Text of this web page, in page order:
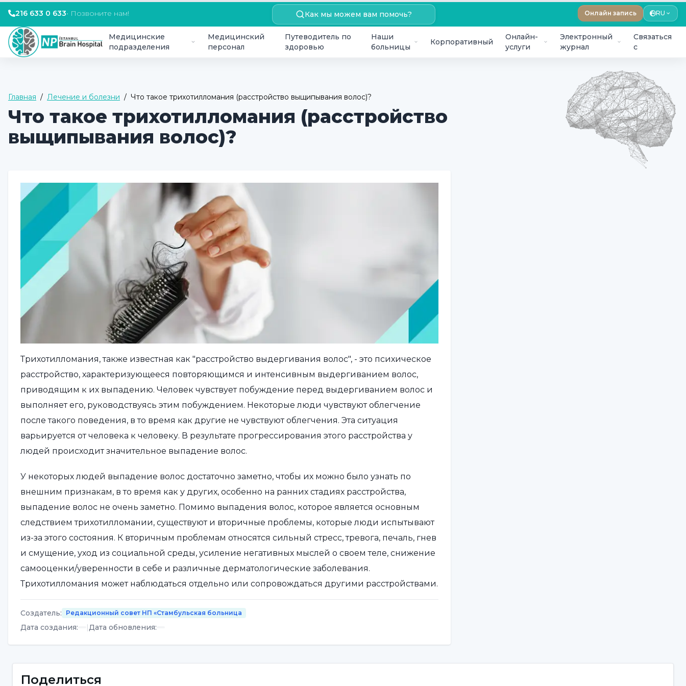
216 633 0 633• Позвоните нам! Как мы можем вам помочь? Онлайн запись RU
Медицинские
подразделения
Медицинский
персонал
Путеводитель по
здоровью
Наши
больницы
Корпоративный
Онлайн-
услуги
Электронный
журнал
Связаться
с
Главная / Лечение и болезни / Что такое трихотилломания (расстройство выщипывания волос)?
Что такое трихотилломания (расстройство
выщипывания волос)?
Трихотилломания, также известная как "расстройство выдергивания волос", - это психическое
расстройство, характеризующееся повторяющимся и интенсивным выдергиванием волос,
приводящим к их выпадению. Человек чувствует побуждение перед выдергиванием волос и
выполняет его, руководствуясь этим побуждением. Некоторые люди чувствуют облегчение
после такого поведения, в то время как другие не чувствуют облегчения. Эта ситуация
варьируется от человека к человеку. В результате прогрессирования этого расстройства у
людей происходит значительное выпадение волос.
У некоторых людей выпадение волос достаточно заметно, чтобы их можно было узнать по
внешним признакам, в то время как у других, особенно на ранних стадиях расстройства,
выпадение волос не очень заметно. Помимо выпадения волос, которое является основным
следствием трихотилломании, существуют и вторичные проблемы, которые люди испытывают
из-за этого состояния. К вторичным проблемам относятся сильный стресс, тревога, печаль, гнев
и смущение, уход из социальной среды, усиление негативных мыслей о своем теле, снижение
самооценки/уверенности в себе и различные дерматологические заболевания.
Трихотилломания может наблюдаться отдельно или сопровождаться другими расстройствами.
В качестве других часто сопутствующих расстройств можно назвать обкусывание ногтей,
ковыряние кожи, обсессивно-компульсивное расстройство, тревожные и депрессивные
расстройства. Причины трихотилломании до конца не выяснены. Исследования на эту тему
продолжаются. Однако есть предположение, что стрессовые жизненные события способствуют
снижение стресса или регулирование негативных эмоций. Кроме того, очень важную роль, по-
Создатель: Редакционный совет НП «Стамбульская больница
Дата создания: |Дата обновления:
Поделиться